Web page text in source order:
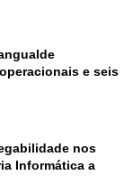
e seis
nos
Informática a